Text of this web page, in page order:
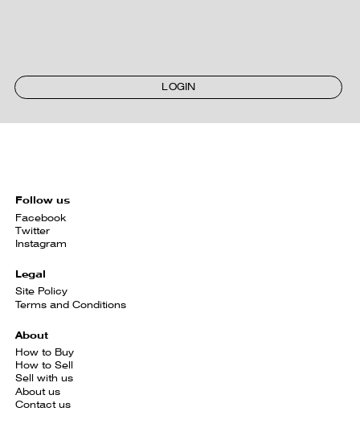
LOGIN
Follow us
Facebook
Twitter
Instagram
Legal
Site Policy
Terms and Conditions
About
How to Buy
How to Sell
Sell with us
About us
Contact us